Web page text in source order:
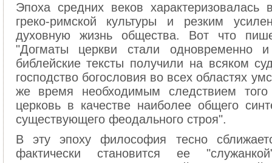
Эпоха средних веков характеризовалась
греко-римской культуры и резким
духовную жизнь общества. Вот что
"Догматы церкви стали одновременно
библейские тексты получили на всяком
господство богословия во всех областях
же время необходимым следствием
церковь в качестве наиболее общего
существующего феодального строя".
В эту эпоху философия тесно
фактически становится ее